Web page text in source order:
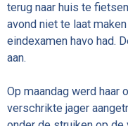
terug naar huis te
avond niet te laat
eindexamen havo had.
aan.
Op maandag werd haar
verschrikte jager